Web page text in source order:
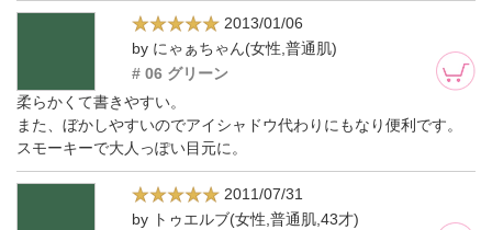
2013/01/06
by にゃぁちゃん(女性,普通肌)
# 06 グリーン
柔らかくて書きやすい。
また、ぼかしやすいのでアイシャドウ代わりにもなり便利です。
スモーキーで大人っぽい目元に。
2011/07/31
by トゥエルブ(女性,普通肌,43才)